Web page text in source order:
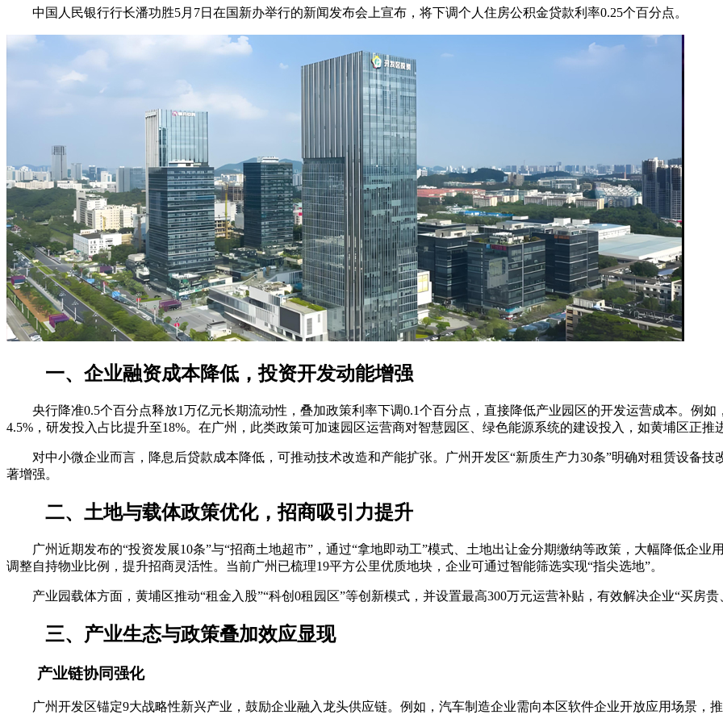
中国人民银行行长潘功胜5月7日在国新办举行的新闻发布会上宣布，将下调个人住房公积金贷款利率0.25个百分点。
一、企业融资成本降低，投资开发动能增强
央行降准0.5个百分点释放1万亿元长期流动性，叠加政策利率下调0.1个百分点，直接降低产业园区的开发运营成本。例如
4.5%，研发投入占比提升至18%。在广州，此类政策可加速园区运营商对智慧园区、绿色能源系统的建设投入，如黄埔区正推
对中小微企业而言，降息后贷款成本降低，可推动技术改造和产能扩张。广州开发区“新质生产力30条”明确对租赁设备技
著增强。
二、土地与载体政策优化，招商吸引力提升
广州近期发布的“投资发展10条”与“招商土地超市”，通过“拿地即动工”模式、土地出让金分期缴纳等政策，大幅降低企业
调整自持物业比例，提升招商灵活性。当前广州已梳理19平方公里优质地块，企业可通过智能筛选实现“指尖选地”。
产业园载体方面，黄埔区推动“租金入股”“科创0租园区”等创新模式，并设置最高300万元运营补贴，有效解决企业“买房贵
三、产业生态与政策叠加效应显现
产业链协同强化
广州开发区锚定9大战略性新兴产业，鼓励企业融入龙头供应链。例如，汽车制造企业需向本区软件企业开放应用场景，